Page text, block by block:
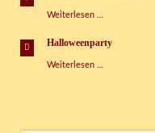
Weiterlesen …
Halloweenparty
Weiterlesen …